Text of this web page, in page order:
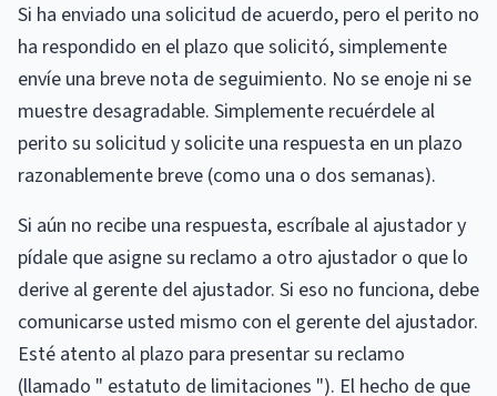
Si ha enviado una solicitud de acuerdo, pero el perito no
ha respondido en el plazo que solicitó, simplemente
envíe una breve nota de seguimiento. No se enoje ni se
muestre desagradable. Simplemente recuérdele al
perito su solicitud y solicite una respuesta en un plazo
razonablemente breve (como una o dos semanas).
Si aún no recibe una respuesta, escríbale al ajustador y
pídale que asigne su reclamo a otro ajustador o que lo
derive al gerente del ajustador. Si eso no funciona, debe
comunicarse usted mismo con el gerente del ajustador.
Esté atento al plazo para presentar su reclamo
(llamado " estatuto de limitaciones "). El hecho de que